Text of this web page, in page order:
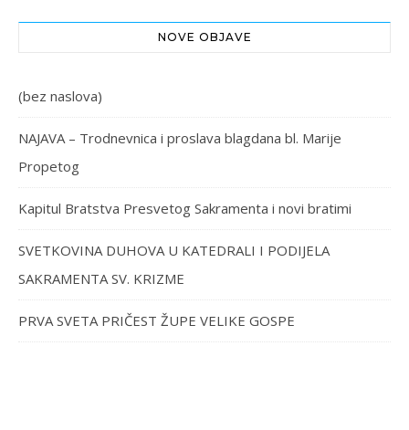
NOVE OBJAVE
(bez naslova)
NAJAVA – Trodnevnica i proslava blagdana bl. Marije
Propetog
Kapitul Bratstva Presvetog Sakramenta i novi bratimi
SVETKOVINA DUHOVA U KATEDRALI I PODIJELA
SAKRAMENTA SV. KRIZME
PRVA SVETA PRIČEST ŽUPE VELIKE GOSPE